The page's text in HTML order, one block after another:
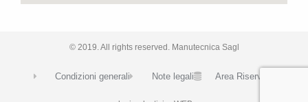
© 2019. All rights reserved. Manutecnica Sagl
Condizioni generali Note legali Area Riservata